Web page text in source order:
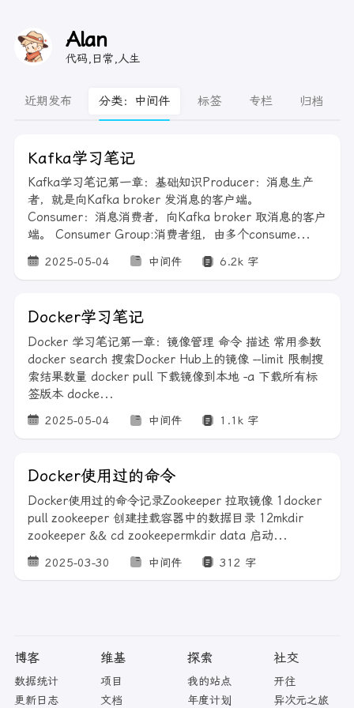
Alan
代码,日常,人生
近期发布 分类：中间件 标签 专栏 归档
Kafka学习笔记
Kafka学习笔记第一章：基础知识Producer：消息生产
者，就是向Kafka broker 发消息的客户端。
Consumer：消息消费者，向Kafka broker 取消息的客户
端。 Consumer Group:消费者组，由多个consume...
2025-05-04 中间件 6.2k 字
Docker学习笔记
Docker 学习笔记第一章：镜像管理 命令 描述 常用参数
docker search 搜索Docker Hub上的镜像 --limit 限制搜
索结果数量 docker pull 下载镜像到本地 -a 下载所有标
签版本 docke...
2025-05-04 中间件 1.1k 字
Docker使用过的命令
Docker使用过的命令记录Zookeeper 拉取镜像 1docker
pull zookeeper 创建挂载容器中的数据目录 12mkdir
zookeeper && cd zookeepermkdir data 启动...
2025-03-30 中间件 312 字
博客
数据统计
更新日志
维基
项目
文档
探索
我的站点
年度计划
社交
开往
异次元之旅